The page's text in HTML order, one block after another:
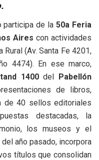
participa de la50a Feria
Aires con actividades
(Av. Santa Fe 4201,
4474). En ese marco,
1400del Pabellón
de libros,
de 40 sellos editoriales
destacadas, la
los museos y el
año pasado, incorpora
títulos que consolidan